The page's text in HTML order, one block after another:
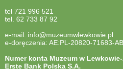
tel 721 996 521
tel. 62 733 87 92
e-mail: info@muzeumwlewkowie.pl
e-doręczenia: AE:PL-20820-71683-
Numer konta Muzeum w
Erste Bank Polska S.A.